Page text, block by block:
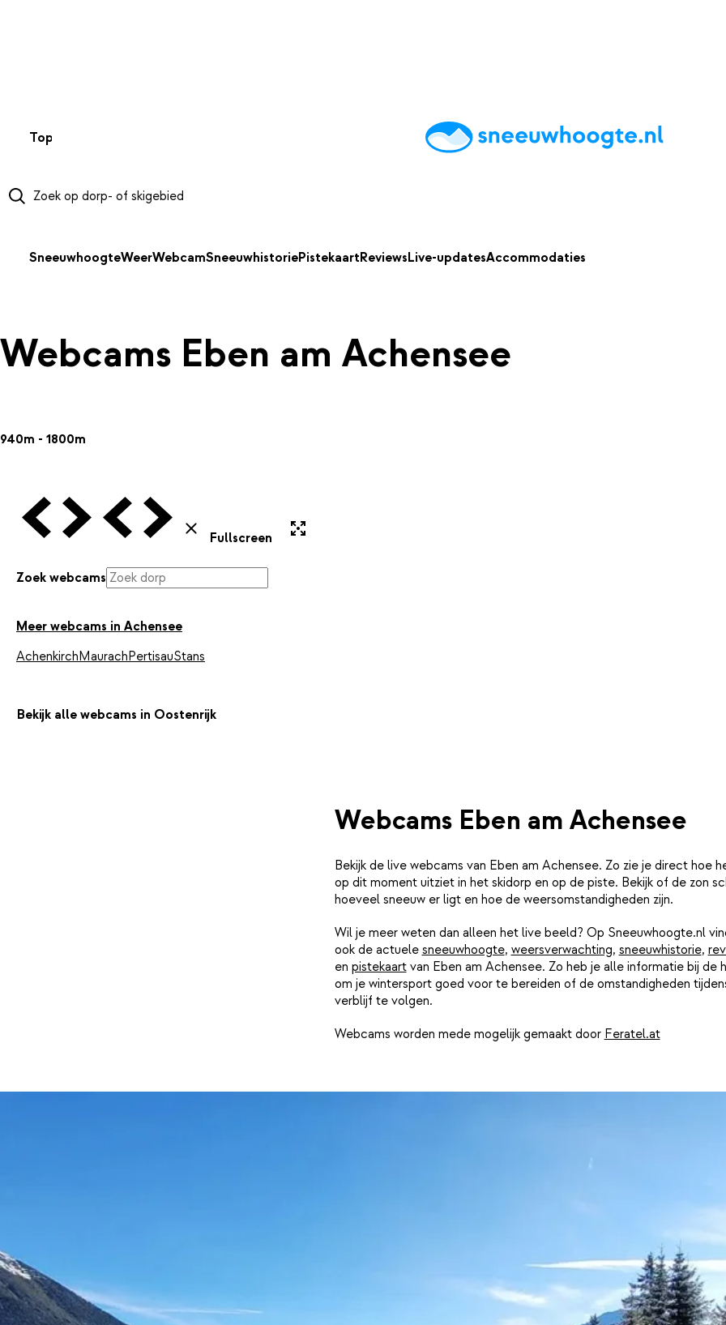
Top 50 AccommodatiesTipsReviewsLive updatesApp
SneeuwhoogteWeerWebcamSneeuwhistoriePistekaartReviewsLive-updatesAccommodaties
Webcams Eben am Achensee
940m - 1800m
Vorige Webcam
Volgende Webcam
Vorige Webcam
Volgende Webcam
Sluiten
Fullscreen
Zoek webcams
Meer webcams in Achensee
AchenkirchMaurachPertisauStans
Bekijk alle webcams in Oostenrijk
Webcams Eben am Achensee
Bekijk de live webcams van Eben am Achensee. Zo zie je direct hoe
op dit moment uitziet in het skidorp en op de piste. Bekijk of de zon
hoeveel sneeuw er ligt en hoe de weersomstandigheden zijn.
Wil je meer weten dan alleen het live beeld? Op Sneeuwhoogte.nl
ook de actuele sneeuwhoogte, weersverwachting, sneeuwhistorie,
en pistekaartvan Eben am Achensee. Zo heb je alle informatie bij de
om je wintersport goed voor te bereiden of de omstandigheden
verblijf te volgen.
Webcams worden mede mogelijk gemaakt door Feratel.at